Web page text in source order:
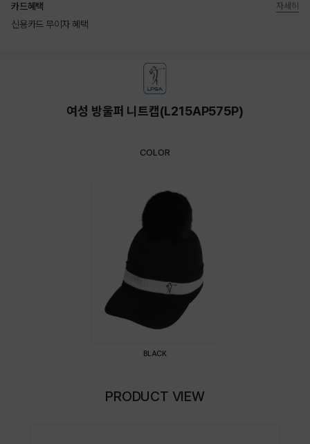
카드혜택
신용카드 무이자 혜택
자세히
여성 방울퍼 니트캡(L215AP575P)
COLOR
BLACK
PRODUCT VIEW